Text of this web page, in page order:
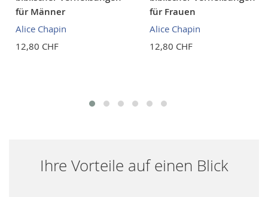
für Männer
Alice Chapin
12,80 CHF
für Frauen
Alice Chapin
12,80 CHF
Ihre Vorteile auf einen Blick